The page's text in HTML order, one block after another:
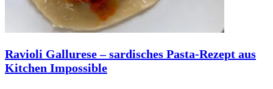
Ravioli Gallurese – sardisches Pasta-Rezept aus
Kitchen Impossible